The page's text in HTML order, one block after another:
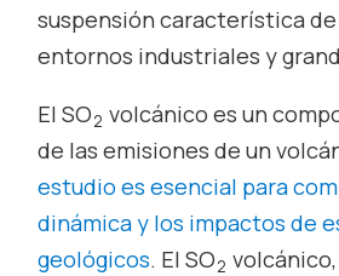
suspensión característica de
entornos industriales y
El SO2 volcánico es un
de las emisiones de un
estudio es esencial para
dinámica y los impactos de
geológicos. El SO2